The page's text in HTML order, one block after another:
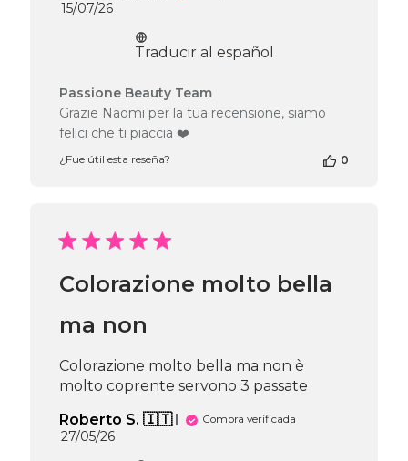
Fecha
publicación
15/07/26
Traducir al español
Comentarios
del
Beauty
17
2026
Passione Beauty Team
Grazie Naomi per la tua recensione, siamo
felici che ti piaccia ❤️
¿Fue útil esta reseña? 0
Colorazione molto bella
ma non
Colorazione molto bella ma non è
molto coprente servono 3 passate
Roberto S. 🇮🇹
Compra verificada
Fecha
27/05/26